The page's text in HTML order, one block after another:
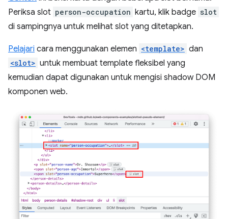
Periksa slot person-occupation kartu, klik badge slot
di sampingnya untuk melihat slot yang ditetapkan.
Pelajari cara menggunakan elemen <template> dan
<slot> untuk membuat template fleksibel yang
kemudian dapat digunakan untuk mengisi shadow DOM
komponen web.